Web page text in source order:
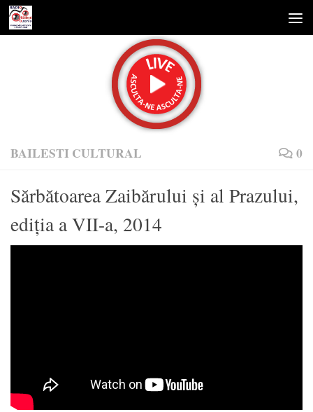
Skip to content
BAILESTI CULTURAL 0
Sărbătoarea Zaibărului şi al Prazului,
ediţia a VII-a, 2014